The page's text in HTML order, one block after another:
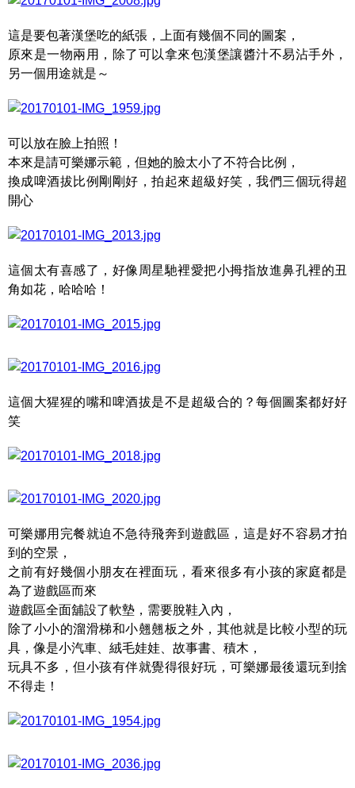
這是要包著漢堡吃的紙張，上面有幾個不同的圖案，
原來是一物兩用，除了可以拿來包漢堡讓醬汁不易沾手外，
另一個用途就是～
可以放在臉上拍照！
本來是請可樂娜示範，但她的臉太小了不符合比例，
換成啤酒拔比例剛剛好，拍起來超級好笑，我們三個玩得超
開心
這個太有喜感了，好像周星馳裡愛把小拇指放進鼻孔裡的丑
角如花，哈哈哈！
這個大猩猩的嘴和啤酒拔是不是超級合的？每個圖案都好好
笑
可樂娜用完餐就迫不急待飛奔到遊戲區，這是好不容易才拍
到的空景，
之前有好幾個小朋友在裡面玩，看來很多有小孩的家庭都是
為了遊戲區而來
遊戲區全面舖設了軟墊，需要脫鞋入內，
除了小小的溜滑梯和小翹翹板之外，其他就是比較小型的玩
具，像是小汽車、絨毛娃娃、故事書、積木，
玩具不多，但小孩有伴就覺得很好玩，可樂娜最後還玩到捨
不得走！